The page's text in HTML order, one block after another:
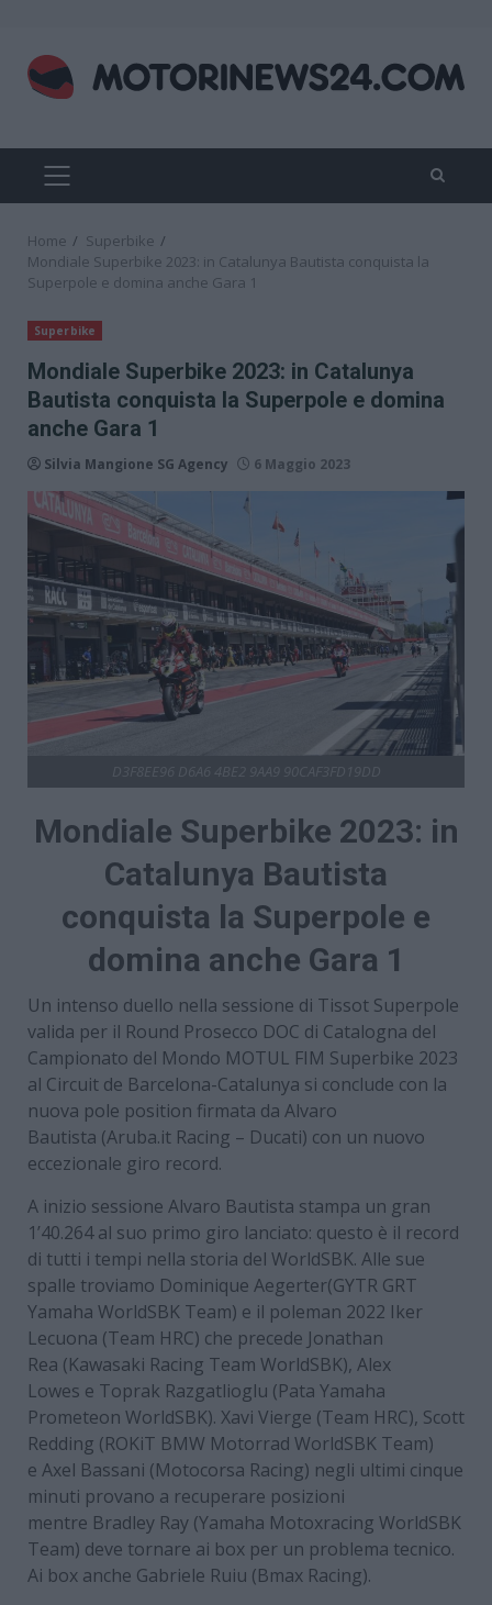
content
PRIMARY
MENU
Home
Superbike
Mondiale Superbike 2023: in Catalunya Bautista conquista la
Superpole e domina anche Gara 1
Superbike
Mondiale Superbike 2023: in Catalunya
Bautista conquista la Superpole e domina
anche Gara 1
Silvia Mangione SG Agency 6 Maggio 2023
Mondiale Superbike 2023: in
Catalunya Bautista
conquista la Superpole e
domina anche Gara 1
Un intenso duello nella sessione di Tissot Superpole
valida per il Round Prosecco DOC di Catalogna del
Campionato del Mondo MOTUL FIM Superbike 2023
al Circuit de Barcelona-Catalunya si conclude con la
nuova pole position firmata da Alvaro
Bautista (Aruba.it Racing – Ducati) con un nuovo
eccezionale giro record.
A inizio sessione Alvaro Bautista stampa un gran
1’40.264 al suo primo giro lanciato: questo è il record
di tutti i tempi nella storia del WorldSBK. Alle sue
spalle troviamo Dominique Aegerter(GYTR GRT
Yamaha WorldSBK Team) e il poleman 2022 Iker
Lecuona (Team HRC) che precede Jonathan
Rea (Kawasaki Racing Team WorldSBK), Alex
Lowes e Toprak Razgatlioglu (Pata Yamaha
Prometeon WorldSBK). Xavi Vierge (Team HRC), Scott
Redding (ROKiT BMW Motorrad WorldSBK Team)
e Axel Bassani (Motocorsa Racing) negli ultimi cinque
minuti provano a recuperare posizioni
mentre Bradley Ray (Yamaha Motoxracing WorldSBK
Team) deve tornare ai box per un problema tecnico.
Ai box anche Gabriele Ruiu (Bmax Racing).